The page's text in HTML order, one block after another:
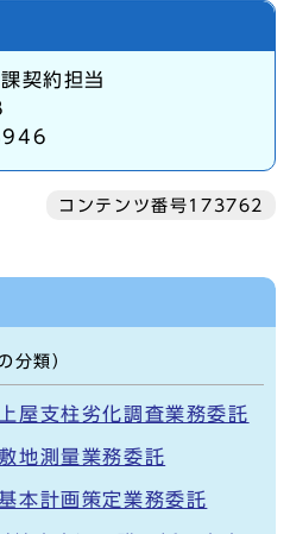
契約担当
コンテンツ番号173762
分類）
屋支柱劣化調査業務委託
地測量業務委託
本計画策定業務委託